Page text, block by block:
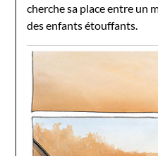
cherche sa place entre un
des enfants étouffants.